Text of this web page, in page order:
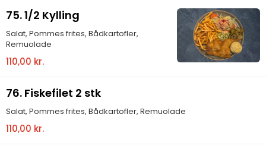
75. 1/2 Kylling
Salat, Pommes frites, Bådkartofler,
Remuolade
110,00 kr.
76. Fiskefilet 2 stk
Salat, Pommes frites, Bådkartofler, Remuolade
110,00 kr.